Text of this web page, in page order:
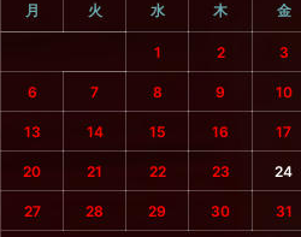
月 火 水 木 金
1 2 3
6 7 8 9 10
13 14 15 16 17
20 21 22 23 24
27 28 29 30 31